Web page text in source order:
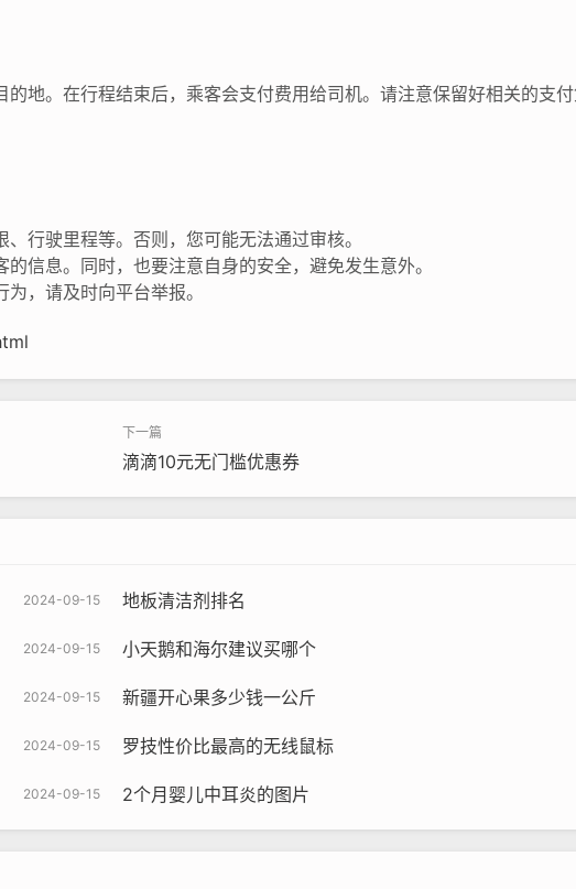
地。在行程结束后，乘客会支付费用给司机。请注意保留好相关的支
行驶里程等。否则，您可能无法通过审核。
信息。同时，也要注意自身的安全，避免发生意外。
，请及时向平台举报。
滴滴10元无门槛优惠券
2024-09-15 地板清洁剂排名
2024-09-15 小天鹅和海尔建议买哪个
2024-09-15 新疆开心果多少钱一公斤
2024-09-15 罗技性价比最高的无线鼠标
2024-09-15 2个月婴儿中耳炎的图片